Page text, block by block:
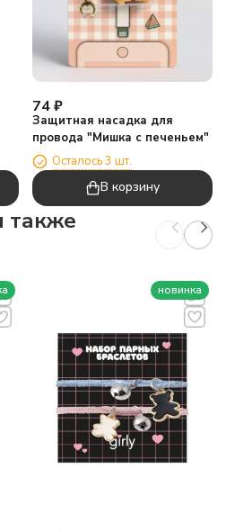
74 ₽
Защитная насадка для
провода "Мишка с печеньем"
Осталось 3 шт.
В корзину
также
новинка